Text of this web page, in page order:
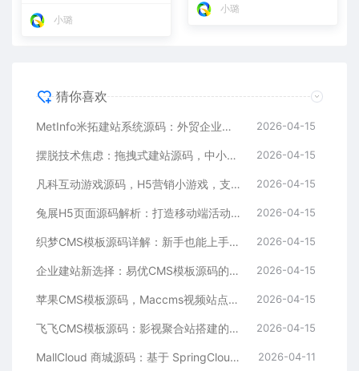
小璐
小璐
猜你喜欢
MetInfo米拓建站系统源码：外贸企业官网的高性价比之选，内置SEO省心落地 2026-04-15
摆脱技术焦虑：拖拽式建站源码，中小企业的数字化捷径 2026-04-15
凡科互动游戏源码，H5营销小游戏，支持自定义奖品与分享 2026-04-15
兔展H5页面源码解析：打造移动端活动邀请函与宣传页的利器 2026-04-15
织梦CMS模板源码详解：新手也能上手的DedeCMS二次开发与建站指南 2026-04-15
企业建站新选择：易优CMS模板源码的多语言与SEO优势 2026-04-15
苹果CMS模板源码，Maccms视频站点，影视资源站模板首选 2026-04-15
飞飞CMS模板源码：影视聚合站搭建的理想之选 2026-04-15
MallCloud 商城源码：基于 SpringCloud Alibaba 的高并发电商系统深度解析 2026-04-11